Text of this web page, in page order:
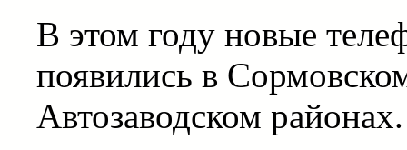
В этом году новые
появились в
Автозаводском районах.